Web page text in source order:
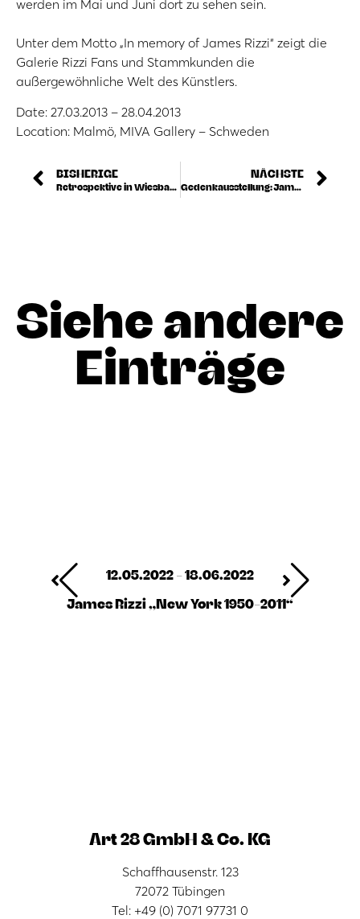
werden im Mai und Juni dort zu sehen sein.
Unter dem Motto „In memory of James Rizzi“ zeigt die
Galerie Rizzi Fans und Stammkunden die
außergewöhnliche Welt des Künstlers.
Date: 27.03.2013 – 28.04.2013
Location: Malmö, MIVA Gallery – Schweden
BISHERIGE
Retrospektive in Wiesbaden
NÄCHSTE
Gedenkausstellung: James Rizzi
Siehe andere
Einträge
12.05.2022 - 18.06.2022
James Rizzi „New York 1950-2011“
Art 28 GmbH & Co. KG
Schaffhausenstr. 123
72072 Tübingen
Tel: +49 (0) 7071 97731 0